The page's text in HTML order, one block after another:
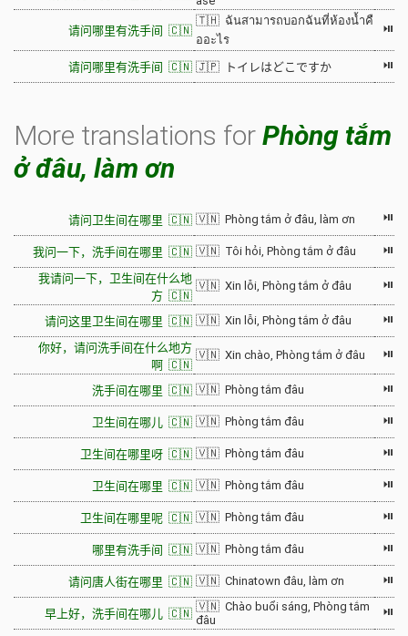
请问哪里有洗手间 🇨🇳
🇹🇭 ฉันสามารถบอกฉันที่ห้องน้ำคื
ออะไร
⏯
请问哪里有洗手间 🇨🇳 🇯🇵 トイレはどこですか ⏯
More translations for Phòng tắm
ở đâu, làm ơn
请问卫生间在哪里 🇨🇳 🇻🇳 Phòng tắm ở đâu, làm ơn ⏯
我问一下，洗手间在哪里 🇨🇳 🇻🇳 Tôi hỏi, Phòng tắm ở đâu ⏯
我请问一下，卫生间在什么地
方 🇨🇳
🇻🇳 Xin lỗi, Phòng tắm ở đâu ⏯
请问这里卫生间在哪里 🇨🇳 🇻🇳 Xin lỗi, Phòng tắm ở đâu ⏯
你好，请问洗手间在什么地方
啊 🇨🇳
🇻🇳 Xin chào, Phòng tắm ở đâu ⏯
洗手间在哪里 🇨🇳 🇻🇳 Phòng tắm đâu ⏯
卫生间在哪儿 🇨🇳 🇻🇳 Phòng tắm đâu ⏯
卫生间在哪里呀 🇨🇳 🇻🇳 Phòng tắm đâu ⏯
卫生间在哪里 🇨🇳 🇻🇳 Phòng tắm đâu ⏯
卫生间在哪里呢 🇨🇳 🇻🇳 Phòng tắm đâu ⏯
哪里有洗手间 🇨🇳 🇻🇳 Phòng tắm đâu ⏯
请问唐人街在哪里 🇨🇳 🇻🇳 Chinatown đâu, làm ơn ⏯
早上好，洗手间在哪儿 🇨🇳
🇻🇳 Chào buổi sáng, Phòng tắm
đâu
⏯